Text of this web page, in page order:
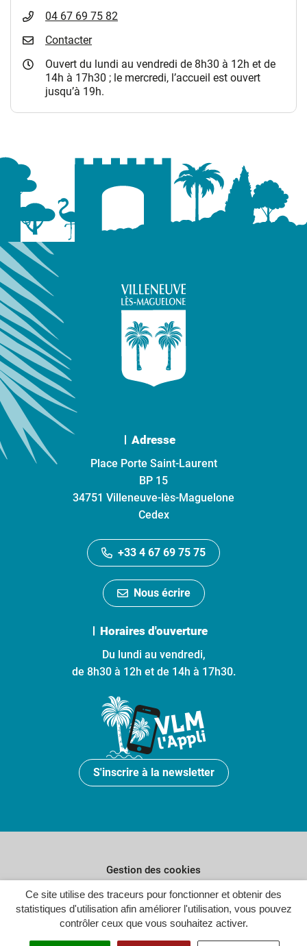
Ce site utilise des traceurs pour fonctionner et obtenir des
statistiques d'utilisation afin améliorer l'utilisation, vous pouvez
contrôler ceux que vous souhaitez activer.
04 67 69 75 82
Contacter
Ouvert du lundi au vendredi de 8h30 à 12h et de
14h à 17h30 ; le mercredi, l’accueil est ouvert
jusqu’à 19h.
Adresse
Place Porte Saint-Laurent
BP 15
34751 Villeneuve-lès-Maguelone
Cedex
+33 4 67 69 75 75
Nous écrire
Horaires d'ouverture
Du lundi au vendredi,
de 8h30 à 12h et de 14h à 17h30.
S'inscrire à la newsletter
Gestion des cookies
Plan du site
Politique de confidentialité